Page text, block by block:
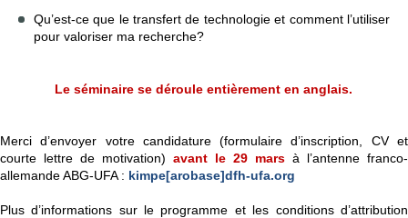
Qu’est-ce que le transfert de technologie et comment l’utiliser
pour valoriser ma recherche?
Le séminaire se déroule entièrement en anglais.
Merci d’envoyer votre candidature (formulaire d’inscription, CV et
courte lettre de motivation) avant le 29 mars à l’antenne franco-
allemande ABG-UFA : kimpe[arobase]dfh-ufa.org
Plus d’informations sur le programme et les conditions d’attribution